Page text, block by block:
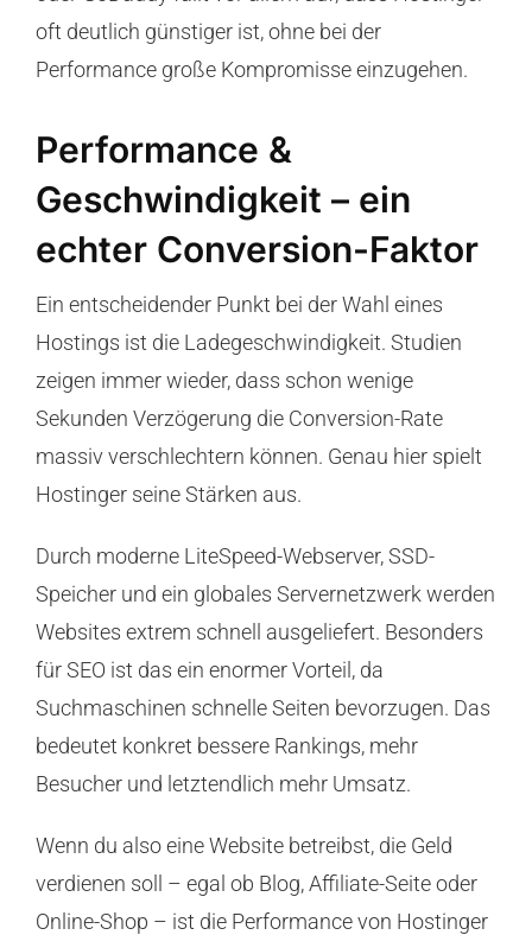
oft deutlich günstiger ist, ohne bei der
Performance große Kompromisse einzugehen.
Performance &
Geschwindigkeit – ein
echter Conversion-Faktor
Ein entscheidender Punkt bei der Wahl eines
Hostings ist die Ladegeschwindigkeit. Studien
zeigen immer wieder, dass schon wenige
Sekunden Verzögerung die Conversion-Rate
massiv verschlechtern können. Genau hier spielt
Hostinger seine Stärken aus.
Durch moderne LiteSpeed-Webserver, SSD-
Speicher und ein globales Servernetzwerk werden
Websites extrem schnell ausgeliefert. Besonders
für SEO ist das ein enormer Vorteil, da
Suchmaschinen schnelle Seiten bevorzugen. Das
bedeutet konkret bessere Rankings, mehr
Besucher und letztendlich mehr Umsatz.
Wenn du also eine Website betreibst, die Geld
verdienen soll – egal ob Blog, Affiliate-Seite oder
Online-Shop – ist die Performance von Hostinger